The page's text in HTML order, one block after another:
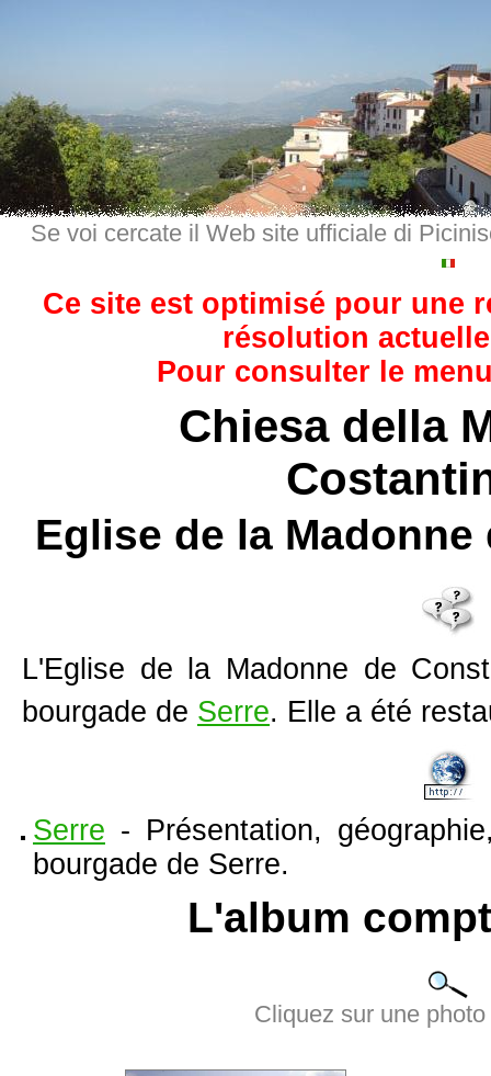
Se voi cercate il Web site ufficiale di
Ce site est optimisé pour une
résolution
Pour consulter le
Chiesa della
Eglise de la
L'Eglise de la Madonne de
bourgade de Serre. Elle a été
Serre - Présentation,
bourgade de Serre.
L'album
Cliquez sur une